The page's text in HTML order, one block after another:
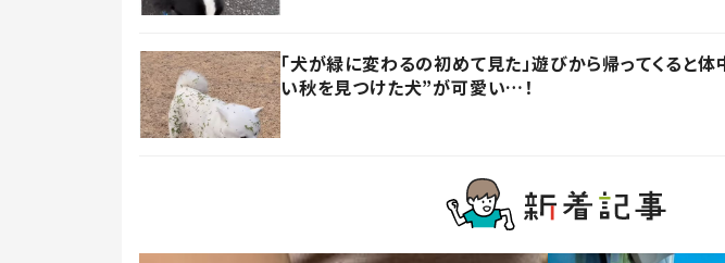
「犬が緑に変わるの初めて見た」遊びから帰ってくると
い秋を見つけた犬”が可愛い…！